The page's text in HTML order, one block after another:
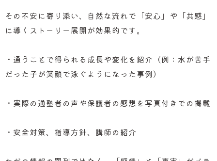
その不安に寄り添い、自然な流れで「安心」や「共感」
に導くストーリー展開が効果的です。
・通うことで得られる成長や変化を紹介（例：水が苦手
だった子が笑顔で泳ぐようになった事例）
・実際の通塾者の声や保護者の感想を写真付きでの掲載
・安全対策、指導方針、講師の紹介